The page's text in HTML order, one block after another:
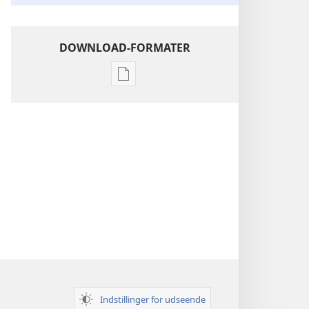
DOWNLOAD-FORMATER
Indstillinger
Indstillinger for udseende